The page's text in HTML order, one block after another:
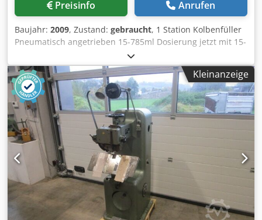
Preisinfo Anrufen
Baujahr: 2009, Zustand: gebraucht, 1 Station Kolbenfüller
Pneumatisch angetrieben 15-785ml Dosierung jetzt mit 15-
100ml ausgestattet so wie es ist oder Csdpef Rkydofx Ap
Eoha angepasst an Kundenbedürfnisse
Kleinanzeige